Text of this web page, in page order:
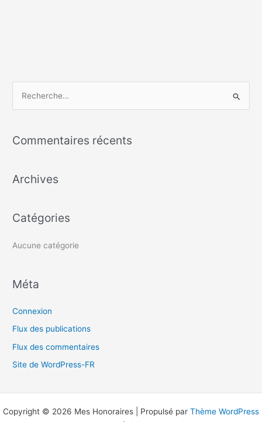
h
r
e
r
Commentaires récents
Archives
Catégories
Aucune catégorie
Méta
Connexion
Flux des publications
Flux des commentaires
Site de WordPress-FR
Copyright © 2026 Mes Honoraires | Propulsé par Thème WordPress